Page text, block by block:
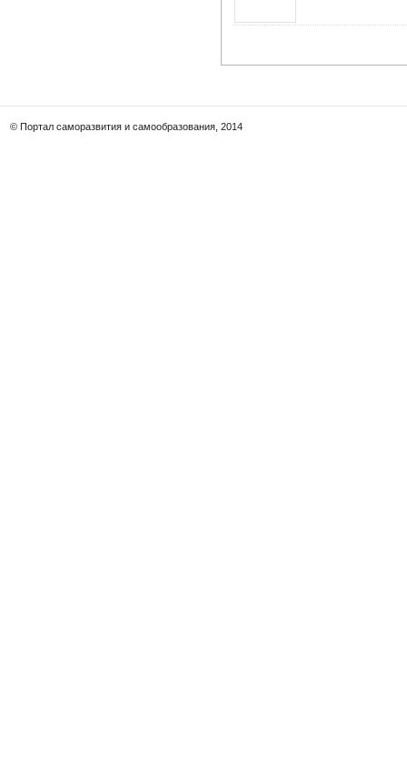
© Портал саморазвития и самообразования, 2014